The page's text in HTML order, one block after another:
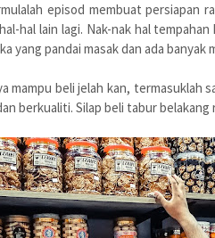
episod membuat persiapan
hal lain lagi. Nak-nak hal
yang pandai masak dan ada banyak
mampu beli jelah kan, termasuklah
berkualiti. Silap beli tabur belakang